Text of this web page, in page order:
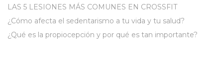
LAS 5 LESIONES MÁS COMUNES EN CROSSFIT
¿Cómo afecta el sedentarismo a tu vida y tu salud?
¿Qué es la propiocepción y por qué es tan importante?